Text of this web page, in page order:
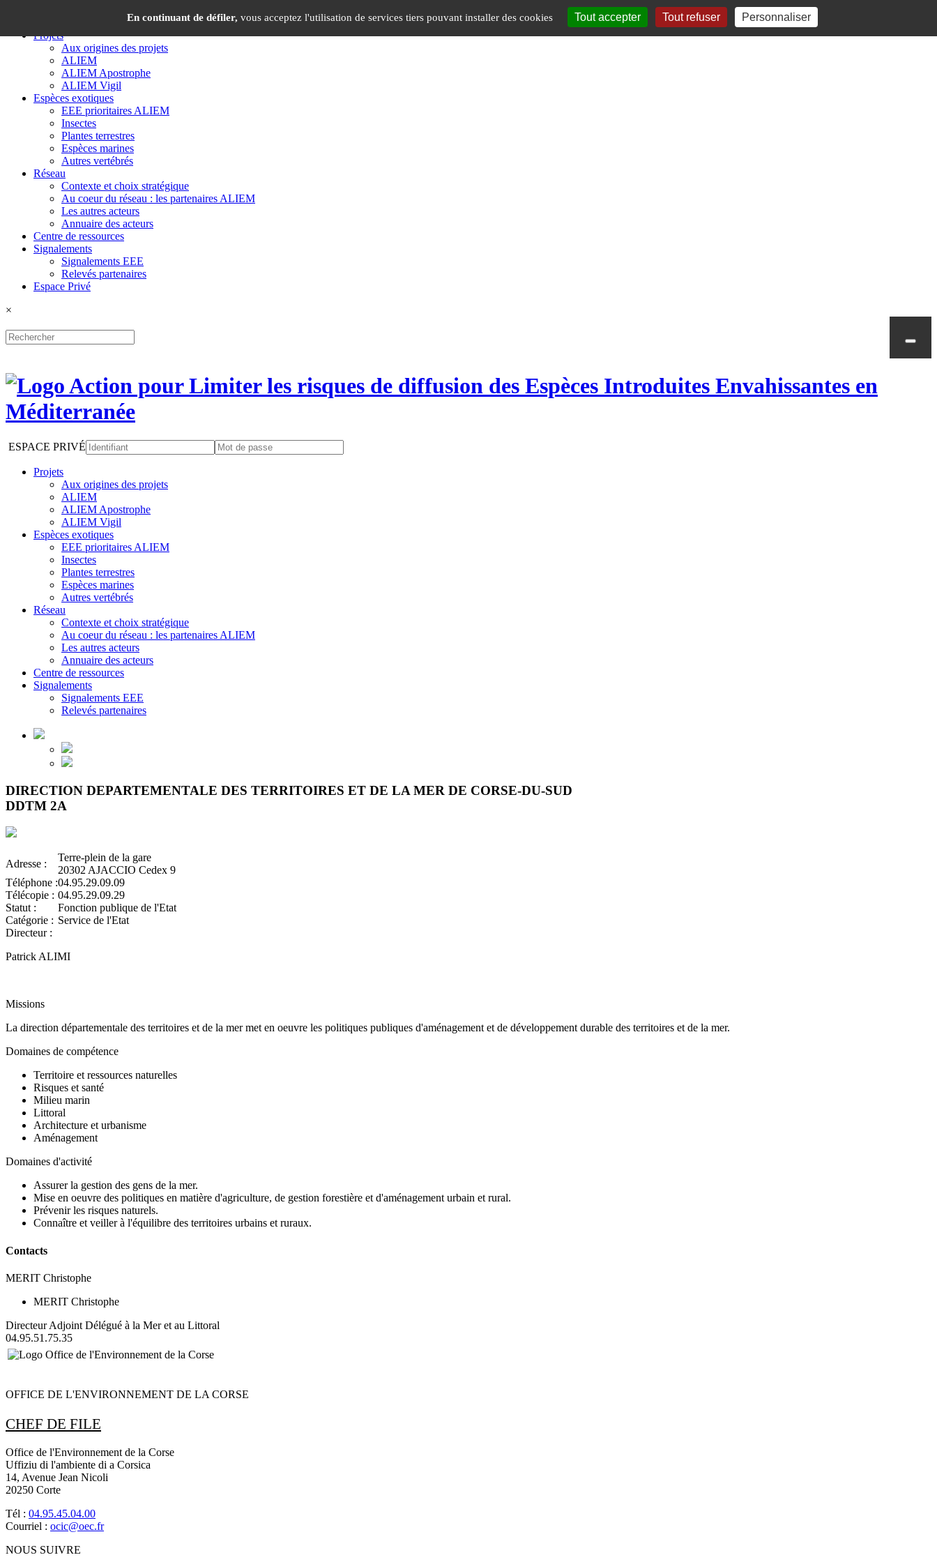
Projets
Aux origines des projets
ALIEM
ALIEM Apostrophe
ALIEM Vigil
Espèces exotiques
EEE prioritaires ALIEM
Insectes
Plantes terrestres
Espèces marines
Autres vertébrés
Réseau
Contexte et choix stratégique
Au coeur du réseau : les partenaires ALIEM
Les autres acteurs
Annuaire des acteurs
Centre de ressources
Signalements
Signalements EEE
Relevés partenaires
Espace Privé
×
ESPACE PRIVÉ
Projets
Aux origines des projets
ALIEM
ALIEM Apostrophe
ALIEM Vigil
Espèces exotiques
EEE prioritaires ALIEM
Insectes
Plantes terrestres
Espèces marines
Autres vertébrés
Réseau
Contexte et choix stratégique
Au coeur du réseau : les partenaires ALIEM
Les autres acteurs
Annuaire des acteurs
Centre de ressources
Signalements
Signalements EEE
Relevés partenaires
DIRECTION DEPARTEMENTALE DES TERRITOIRES ET DE LA MER DE CORSE-DU-SUD
DDTM 2A
Adresse :
Terre-plein de la gare
20302 AJACCIO Cedex 9
Téléphone :04.95.29.09.09
Télécopie : 04.95.29.09.29
Statut :
Fonction publique de l'Etat
Catégorie : Service de l'Etat
Directeur :
Patrick ALIMI
Missions
La direction départementale des territoires et de la mer met en oeuvre les politiques publiques d'aménagement et de développement durable des territoires et de la mer.
Domaines de compétence
Territoire et ressources naturelles
Risques et santé
Milieu marin
Littoral
Architecture et urbanisme
Aménagement
Domaines d'activité
Assurer la gestion des gens de la mer.
Mise en oeuvre des politiques en matière d'agriculture, de gestion forestière et d'aménagement urbain et rural.
Prévenir les risques naturels.
Connaître et veiller à l'équilibre des territoires urbains et ruraux.
Contacts
MERIT Christophe
MERIT Christophe
Directeur Adjoint Délégué à la Mer et au Littoral
04.95.51.75.35
OFFICE DE L'ENVIRONNEMENT DE LA CORSE
CHEF DE FILE
Office de l'Environnement de la Corse
Uffiziu di l'ambiente di a Corsica
14, Avenue Jean Nicoli
20250 Corte
Tél : 04.95.45.04.00
Courriel : ocic@oec.fr
NOUS SUIVRE
En continuant de défiler, vous acceptez l'utilisation de services tiers pouvant installer des cookies Tout accepter Tout refuser Personnaliser